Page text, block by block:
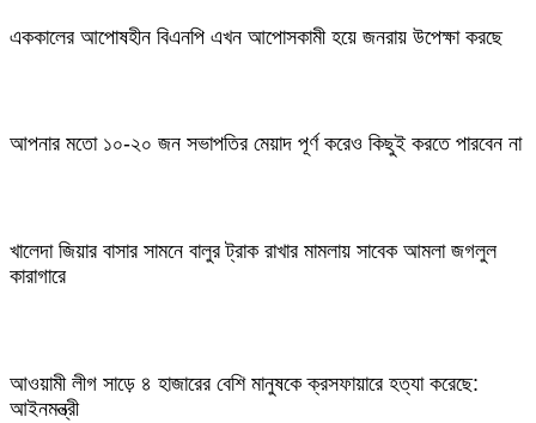
এককালের আপোষহীন বিএনপি এখন আপোসকামী হয়ে জনরায় উপেক্ষা করছে
আপনার মতো ১০-২০ জন সভাপতির মেয়াদ পূর্ণ করেও কিছুই করতে পারবেন না
খালেদা জিয়ার বাসার সামনে বালুর ট্রাক রাখার মামলায় সাবেক আমলা জগলুল
কারাগারে
আওয়ামী লীগ সাড়ে ৪ হাজারের বেশি মানুষকে ক্রসফায়ারে হত্যা করেছে:
আইনমন্ত্রী